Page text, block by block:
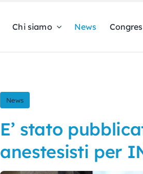
Chi siamo News
News
E’ stato
anestesisti per